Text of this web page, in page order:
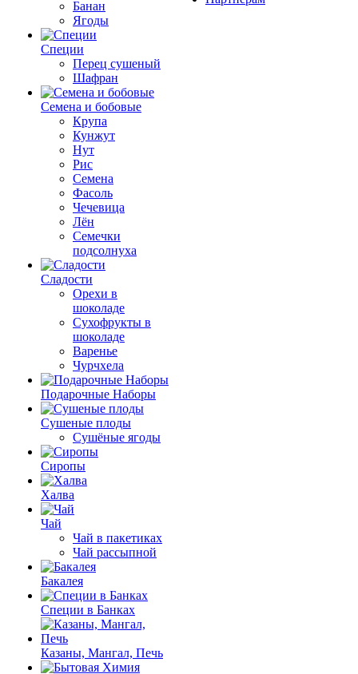
Банан
Ягоды
Специи
Перец сушеный
Шафран
Семена и бобовые
Крупа
Кунжут
Нут
Рис
Семена
Фасоль
Чечевица
Лён
Семечки
подсолнуха
Сладости
Орехи в
шоколаде
Сухофрукты в
шоколаде
Варенье
Чурчхела
Подарочные Наборы
Cушеные плоды
Сушёные ягоды
Сиропы
Халва
Чай
Чай в пакетиках
Чай рассыпной
Бакалея
Специи в Банках
Казаны, Мангал, Печь